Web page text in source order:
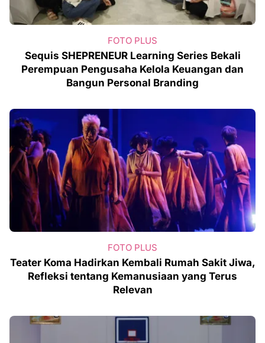
FOTO PLUS
Sequis SHEPRENEUR Learning Series Bekali
Perempuan Pengusaha Kelola Keuangan dan
Bangun Personal Branding
FOTO PLUS
Teater Koma Hadirkan Kembali Rumah Sakit Jiwa,
Refleksi tentang Kemanusiaan yang Terus
Relevan